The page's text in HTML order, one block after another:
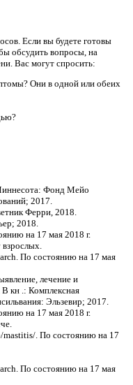
Если вы будете готовы
обсудить вопросы, на
Вас могут спросить:
Они в одной или обеих
Фонд Мейо
2017.
Ферри, 2018.
2018.
на 17 мая 2018 г.
По состоянию на 17 мая
лечение и
В кн .: Комплексная
Эльзевир; 2017.
на 17 мая 2018 г.
. По состоянию на 17
По состоянию на 17 мая